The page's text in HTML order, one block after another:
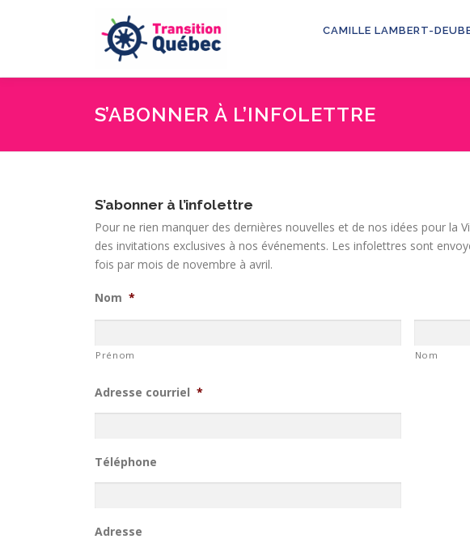
CAMILLE LAMBERT-
S’ABONNER À L’INFOLETTRE
S’abonner à l’infolettre
Pour ne rien manquer des dernières nouvelles et de nos idées pour la
des invitations exclusives à nos événements. Les infolettres sont
fois par mois de novembre à avril.
Nom *
Prénom Nom
Adresse courriel *
Téléphone
Adresse